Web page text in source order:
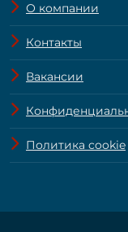
О компании
Контакты
Вакансии
Политика cookie